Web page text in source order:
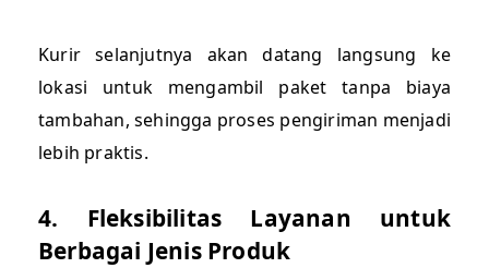
Kurir selanjutnya akan datang langsung ke
lokasi untuk mengambil paket tanpa biaya
tambahan, sehingga proses pengiriman menjadi
lebih praktis.
4. Fleksibilitas Layanan untuk
Berbagai Jenis Produk